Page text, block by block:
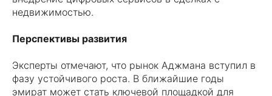
недвижимостью.
Перспективы развития
Эксперты отмечают, что рынок Аджмана вступил в
фазу устойчивого роста. В ближайшие годы
эмират может стать ключевой площадкой для